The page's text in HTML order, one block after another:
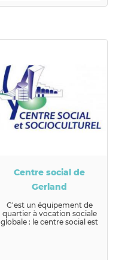
Centre social de
Gerland
C'est un équipement de
quartier à vocation sociale
globale : le centre social est